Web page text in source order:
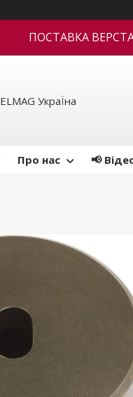
ПОСТАВКА
ELMAG УкраЇна
Про нас 📢